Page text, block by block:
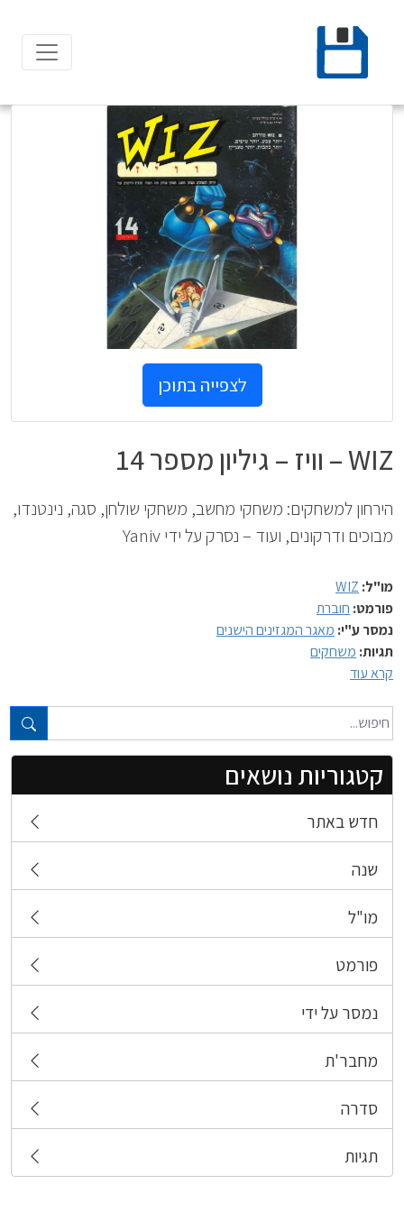
content
טקסט חופשי...
קטגוריות נושאים
חדש באתר
שנה
מו"ל
פורמט
נמסר על ידי
מחבר'ת
סדרה
תגיות
לצפייה בתוכן
WIZ – וויז – גיליון מספר 14
הירחון למשחקים: משחקי מחשב, משחקי שולחן, סגה, נינטנדו,
מבוכים ודרקונים, ועוד – נסרק על ידי Yaniv
מו"ל: WIZ
פורמט: חוברת
נמסר ע"י: מאגר המגזינים הישנים
תגיות: משחקים
קרא עוד